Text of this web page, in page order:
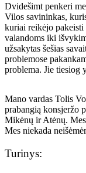
Dvidešimt penkeri
Vilos savininkas,
kuriai reikėjo pakeisti
valandoms iki
užsakytas šešias
problemose
problema. Jie tiesiog
Mano vardas Tolis
prabangią konsjeržo
Mikėnų ir Atėnų.
Mes niekada
Turinys: